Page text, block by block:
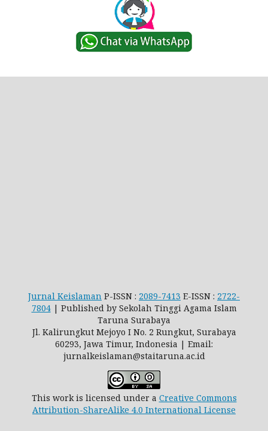
Jurnal Keislaman P-ISSN : 2089-7413 E-ISSN : 2722-
7804| Published by Sekolah Tinggi Agama Islam
Taruna Surabaya
Jl. Kalirungkut Mejoyo I No. 2 Rungkut, Surabaya
60293, Jawa Timur, Indonesia | Email:
jurnalkeislaman@staitaruna.ac.id
This work is licensed under a Creative Commons
Attribution-ShareAlike 4.0 International License